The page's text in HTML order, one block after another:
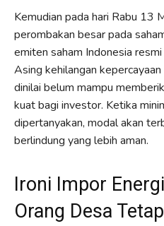
Kemudian pada hari Rabu 13
perombakan besar pada
emiten saham Indonesia
Asing kehilangan
dinilai belum mampu
kuat bagi investor. Ketika
dipertanyakan, modal akan
berlindung yang lebih aman.
Ironi Impor
Orang Desa